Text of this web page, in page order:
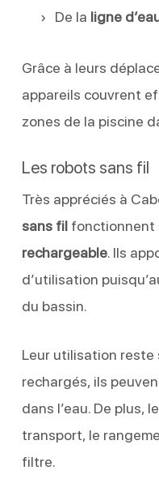
De la ligne
Grâce à leurs
appareils couvrent
zones de la piscine
Les robots sans fil
Très appréciés à
sans filfonctionnent
rechargeable. Ils
d’utilisation
du bassin.
Leur utilisation reste
rechargés, ils
dans l’eau. De plus,
transport, le
filtre.